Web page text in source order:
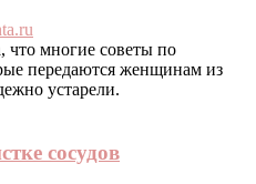
что многие советы по
передаются женщинам из
устарели.
сосудов